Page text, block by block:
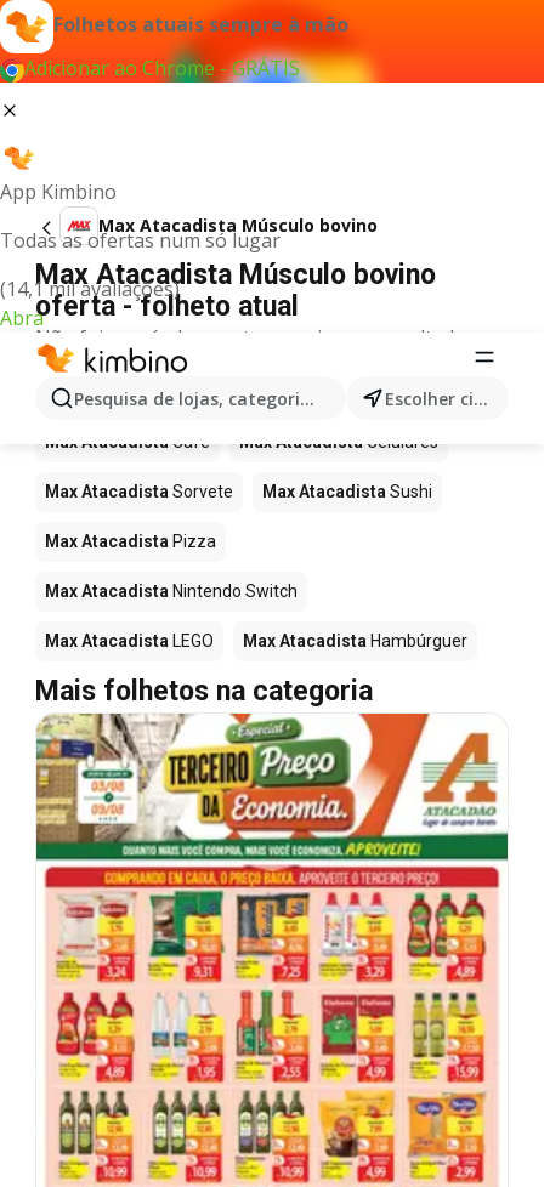
Folhetos atuais sempre à mão
Adicionar ao Chrome - GRÁTIS
App Kimbino
Todas as ofertas num só lugar
(14,1 mil avaliações)
Abra
Pesquisa de lojas, categorias,produtos... Escolher cidade
Max Atacadista Músculo bovino
Max Atacadista Músculo bovino
oferta - folheto atual
Não foi possível encontrar quaisquer resultados
para este termo.
Mais produtos em Max Atacadista
Max Atacadista Café Max Atacadista Celulares
Max Atacadista Sorvete Max Atacadista Sushi
Max Atacadista Pizza
Max Atacadista Nintendo Switch
Max Atacadista LEGO Max Atacadista Hambúrguer
Mais folhetos na categoria